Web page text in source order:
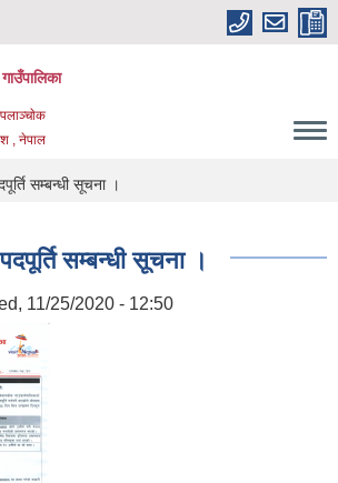
, नेपाल
सम्बन्धी सूचना ।
सम्बन्धी सूचना ।
11/25/2020 - 12:50